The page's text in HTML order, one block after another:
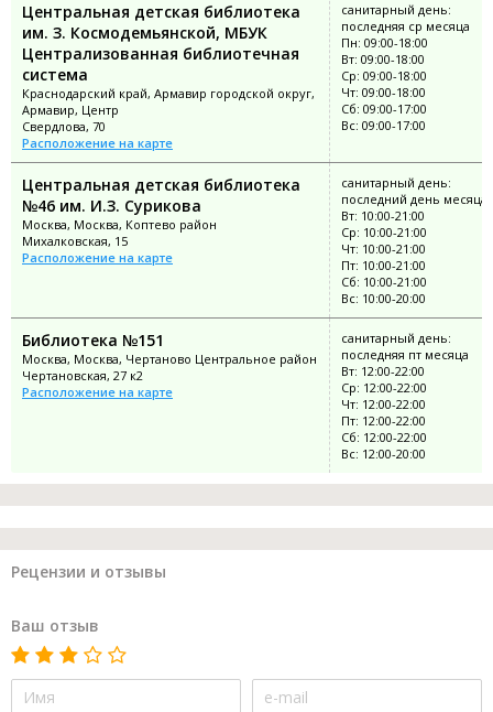
Центральная детская библиотека
им. З. Космодемьянской, МБУК
Централизованная библиотечная
система
Краснодарский край, Армавир городской округ,
Армавир, Центр
Свердлова, 70
Расположение на карте
санитарный день:
последняя ср месяца
Пн: 09:00-18:00
Вт: 09:00-18:00
Ср: 09:00-18:00
Чт: 09:00-18:00
Сб: 09:00-17:00
Вс: 09:00-17:00
Центральная детская библиотека
№46 им. И.З. Сурикова
Москва, Москва, Коптево район
Михалковская, 15
Расположение на карте
санитарный день:
последний день месяца
Вт: 10:00-21:00
Ср: 10:00-21:00
Чт: 10:00-21:00
Пт: 10:00-21:00
Сб: 10:00-21:00
Вс: 10:00-20:00
Библиотека №151
Москва, Москва, Чертаново Центральное район
Чертановская, 27 к2
Расположение на карте
санитарный день:
последняя пт месяца
Вт: 12:00-22:00
Ср: 12:00-22:00
Чт: 12:00-22:00
Пт: 12:00-22:00
Сб: 12:00-22:00
Вс: 12:00-20:00
Рецензии и отзывы
Ваш отзыв